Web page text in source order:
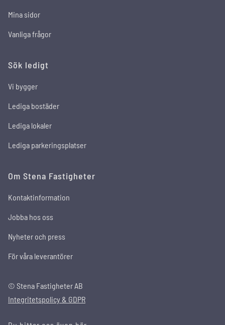
Mina sidor
Vanliga frågor
Sök ledigt
Vi bygger
Lediga bostäder
Lediga lokaler
Lediga parkeringsplatser
Om Stena Fastigheter
Kontaktinformation
Jobba hos oss
Nyheter och press
För våra leverantörer
© Stena Fastigheter AB
Integritetspolicy & GDPR